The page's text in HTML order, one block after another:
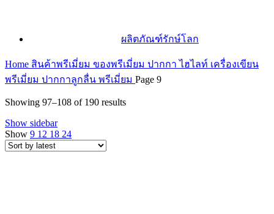
ผลิตภัณฑ์รักษ์โลก
Home สินค้าพรีเมี่ยม ของพรีเมี่ยม ปากกา ไฮไลท์ เครื่องเขียน
พรีเมี่ยม ปากกาลูกลื่น พรีเมี่ยม Page 9
Showing 97–108 of 190 resultsSorted
Show sidebar
Show 9 12 18 24